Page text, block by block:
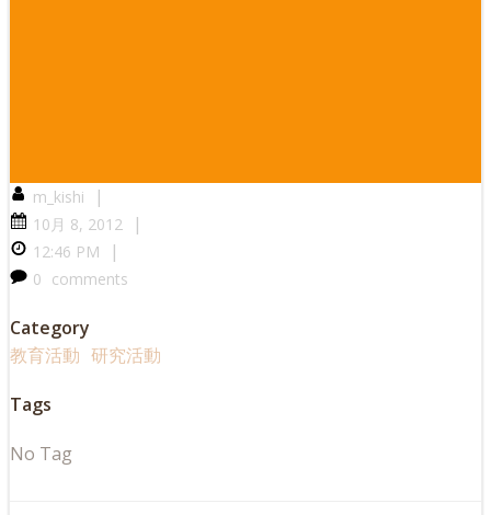
m_kishi |
10月 8, 2012 |
12:46 PM |
0 comments
Category
教育活動 研究活動
Tags
No Tag